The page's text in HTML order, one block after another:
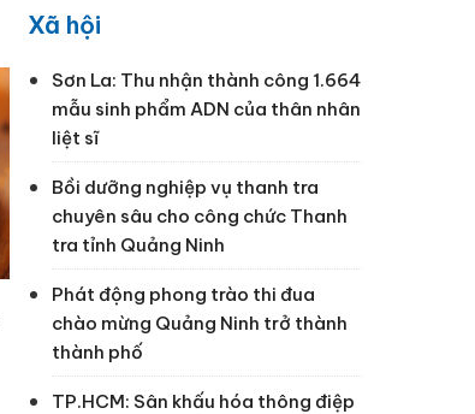
Xã hội
Sơn La: Thu nhận thành công 1.664
mẫu sinh phẩm ADN của thân nhân
liệt sĩ
Bồi dưỡng nghiệp vụ thanh tra
chuyên sâu cho công chức Thanh
tra tỉnh Quảng Ninh
Phát động phong trào thi đua
chào mừng Quảng Ninh trở thành
thành phố
TP.HCM: Sân khấu hóa thông điệp